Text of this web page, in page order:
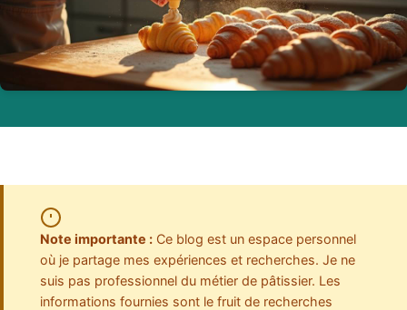
Note importante : Ce blog est un espace personnel
où je partage mes expériences et recherches. Je ne
suis pas professionnel du métier de pâtissier. Les
informations fournies sont le fruit de recherches